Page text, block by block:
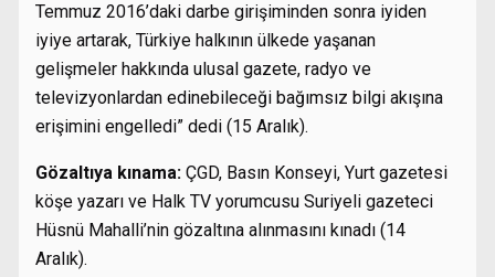
Temmuz 2016’daki darbe girişiminden sonra iyiden
iyiye artarak, Türkiye halkının ülkede yaşanan
gelişmeler hakkında ulusal gazete, radyo ve
televizyonlardan edinebileceği bağımsız bilgi akışına
erişimini engelledi” dedi (15 Aralık).
Gözaltıya kınama: ÇGD, Basın Konseyi, Yurt gazetesi
köşe yazarı ve Halk TV yorumcusu Suriyeli gazeteci
Hüsnü Mahalli’nin gözaltına alınmasını kınadı (14
Aralık).